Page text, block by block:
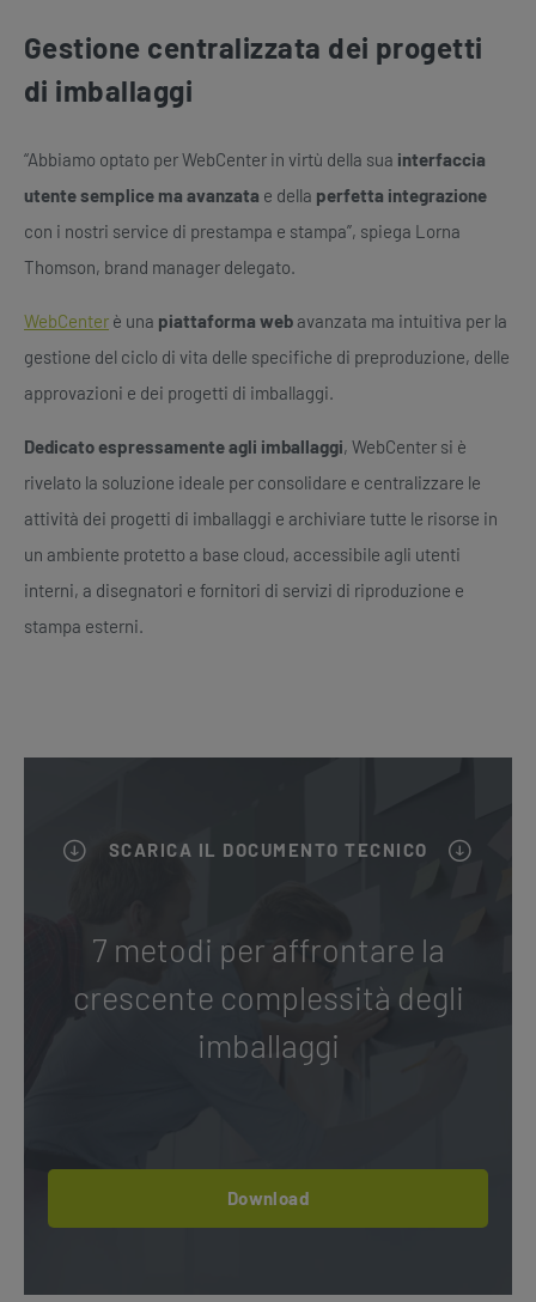
Gestione centralizzata dei progetti
di imballaggi
“Abbiamo optato per WebCenter in virtù della sua interfaccia
utente semplice ma avanzata e della perfetta integrazione
con i nostri service di prestampa e stampa”, spiega Lorna
Thomson, brand manager delegato.
WebCenter è una piattaforma web avanzata ma intuitiva per la
gestione del ciclo di vita delle specifiche di preproduzione, delle
approvazioni e dei progetti di imballaggi.
Dedicato espressamente agli imballaggi, WebCenter si è
rivelato la soluzione ideale per consolidare e centralizzare le
attività dei progetti di imballaggi e archiviare tutte le risorse in
un ambiente protetto a base cloud, accessibile agli utenti
interni, a disegnatori e fornitori di servizi di riproduzione e
stampa esterni.
SCARICA IL DOCUMENTO TECNICO
7 metodi per affrontare la
crescente complessità degli
imballaggi
Download